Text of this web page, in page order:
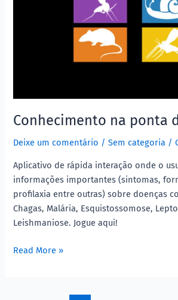
Conhecimento na ponta
Deixe um comentário /Sem categoria /
Aplicativo de rápida interação onde o
informações importantes (sintomas,
profilaxia entre outras) sobre doenças
Chagas, Malária, Esquistossomose,
Leishmaniose. Jogue aqui!
Read More »